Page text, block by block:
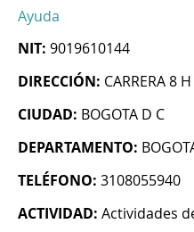
Ayuda
NIT: 9019610144
DIRECCIÓN: CARRERA 8
CIUDAD: BOGOTA D C
DEPARTAMENTO:
TELÉFONO: 3108055940
ACTIVIDAD: Actividades